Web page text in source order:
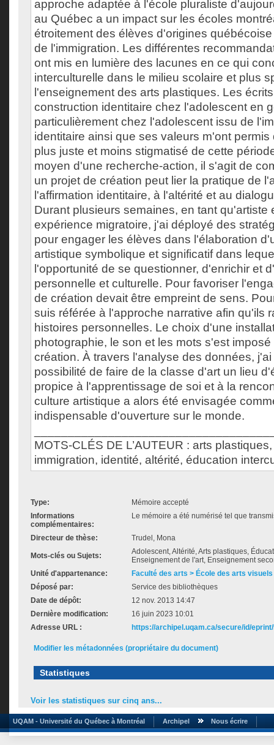
approche adaptée à l'école pluraliste
au Québec a un impact sur les écoles
étroitement des élèves d'origines
de l'immigration. Les différentes
ont mis en lumière des lacunes en ce qui
interculturelle dans le milieu scolaire et plus
l'enseignement des arts plastiques. Les
construction identitaire chez l'adolescent en
particulièrement chez l'adolescent issu de
identitaire ainsi que ses valeurs m'ont
plus juste et moins stigmatisé de cette
moyen d'une recherche-action, il s'agit de
un projet de création peut lier la pratique de
l'affirmation identitaire, à l'altérité et au
Durant plusieurs semaines, en tant qu'artiste
expérience migratoire, j'ai déployé des
pour engager les élèves dans l'élaboration
artistique symbolique et significatif dans
l'opportunité de se questionner, d'enrichir et
personnelle et culturelle. Pour favoriser
de création devait être empreint de sens.
suis référée à l'approche narrative afin qu'ils
histoires personnelles. Le choix d'une
photographie, le son et les mots s'est
création. À travers l'analyse des données,
possibilité de faire de la classe d'art un lieu
propice à l'apprentissage de soi et à la
culture artistique a alors été envisagée
indispensable d'ouverture sur le monde.
MOTS-CLÉS DE L’AUTEUR : arts
immigration, identité, altérité, éducation
Type:
Mémoire accepté
Informations
complémentaires:
Le mémoire a été numérisé tel que
Directeur de thèse: Trudel, Mona
Mots-clés ou Sujets:
Adolescent, Altérité, Arts plastiques,
Enseignement de l'art, Enseignement
Unité d'appartenance:
Faculté des arts > École des arts
Déposé par:
Service des bibliothèques
Date de dépôt:
12 nov. 2013 14:47
Dernière modification:
16 juin 2023 10:01
Adresse URL :
https://archipel.uqam.ca/secure/id/
Modifier les métadonnées (propriétaire du document)
Statistiques
Voir les statistiques sur cinq ans...
UQAM - Université du Québec à Montréal Archipel Nous écrire